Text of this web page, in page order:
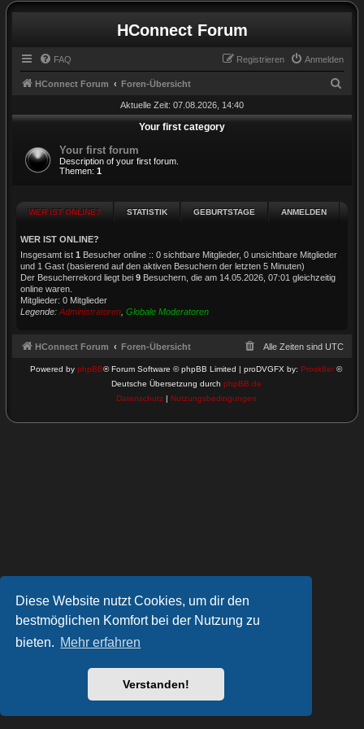
Diese Website nutzt Cookies, um dir den
bestmöglichen Komfort bei der Nutzung zu
bieten. Mehr erfahren
Verstanden!
HConnect Forum
FAQ Anmelden
Registrieren
HConnect Forum Foren-Übersicht
c
Aktuelle Zeit: 07.08.2026, 14:40
Your first category
Your first forum
Description of your first forum.
Themen: 1
WER IST ONLINE? STATISTIK GEBURTSTAGE ANMELDEN
WER IST ONLINE?
Insgesamt ist 1 Besucher online :: 0 sichtbare Mitglieder, 0 unsichtbare Mitglieder
und 1 Gast (basierend auf den aktiven Besuchern der letzten 5 Minuten)
Der Besucherrekord liegt bei 9 Besuchern, die am 14.05.2026, 07:01 gleichzeitig
online waren.
Mitglieder: 0 Mitglieder
Legende: Administratoren Globale Moderatoren
HConnect Forum Foren-Übersicht Alle Zeiten sind UTC
Powered by phpBB® Forum Software © phpBB Limited | proDVGFX by: Prosk8er ©
Deutsche Übersetzung durch phpBB.de
Datenschutz| Nutzungsbedingungen